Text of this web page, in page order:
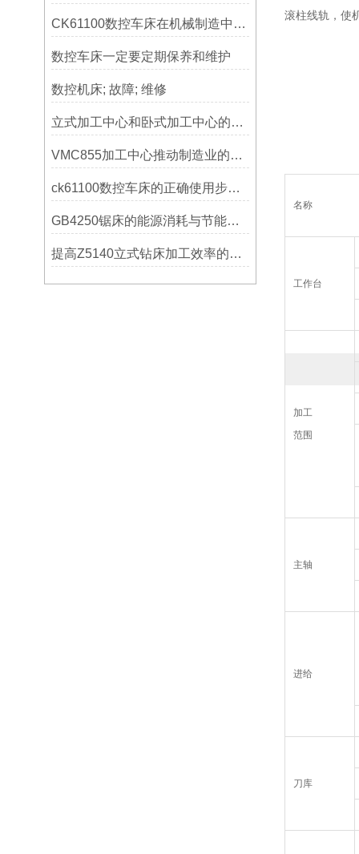
CK61100数控车床在机械制造中的实际表现
数控车床一定要定期保养和维护
数控机床; 故障; 维修
立式加工中心和卧式加工中心的区别
VMC855加工中心推动制造业的发展
ck61100数控车床的正确使用步骤是什么？
GB4250锯床的能源消耗与节能措施
提高Z5140立式钻床加工效率的改进措施
滚柱线轨，使
名称
工作台
加工
范围
主轴
进给
刀库